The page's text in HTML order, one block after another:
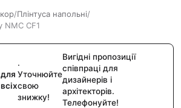
/Плінтуса напольні/
NMC CF1
для
всіх
.
Уточнюйте
свою
знижку!
Вигідні пропозиції
співпраці для
дизайнерів і
архітекторів.
Телефонуйте!